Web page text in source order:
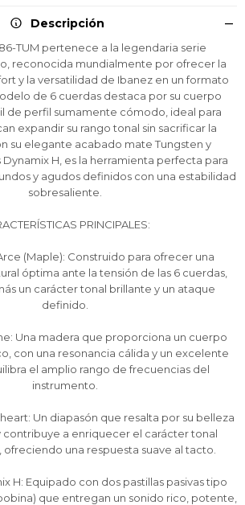
Descripción
TUM pertenece a la legendaria serie
reconocida mundialmente por ofrecer la
y la versatilidad de Ibanez en un formato
de 6 cuerdas destaca por su cuerpo
de perfil sumamente cómodo, ideal para
expandir su rango tonal sin sacrificar la
su elegante acabado mate Tungsten y
H, es la herramienta perfecta para
y agudos definidos con una estabilidad
sobresaliente.
PRINCIPALES:
(Maple): Construido para ofrecer una
óptima ante la tensión de las 6 cuerdas,
un carácter tonal brillante y un ataque
definido.
Una madera que proporciona un cuerpo
con una resonancia cálida y un excelente
el amplio rango de frecuencias del
instrumento.
Un diapasón que resalta por su belleza
contribuye a enriquecer el carácter tonal
una respuesta suave al tacto.
H: Equipado con dos pastillas pasivas tipo
que entregan un sonido rico, potente,
hasta en 12
y sin tocar tu
de crédito
a la forma más ágil de
3 cuotas sin recargo o hasta en
* ¡Solo con tu cédula!
Pago Después:
identidad
Mes Año
para comprar usando Pago
Después.
para comprar en las cuotas que
tus productos preferidos
Después como metodo de pago
puede variar por comercio
Ups!
no tenes oferta, lamentamos
por cualquier duda
salió mal!
hasta en 12
y sin tocar tu
de crédito
a la forma más ágil de
3 cuotas sin recargo o hasta en
* ¡Solo con tu cédula!
Pago Después:
identidad
Mes Año
para comprar usando Pago
Después.
para comprar en las cuotas que
tus productos preferidos
Después como metodo de pago
puede variar por comercio
Ups!
no tenes oferta, lamentamos
por cualquier duda
salió mal!
hasta en 12
y sin tocar tu
de crédito
a la forma más ágil de
3 cuotas sin recargo o hasta en
* ¡Solo con tu cédula!
Pago Después:
identidad
Mes Año
para comprar usando Pago
Después.
para comprar en las cuotas que
tus productos preferidos
Después como metodo de pago
puede variar por comercio
Ups!
no tenes oferta, lamentamos
por cualquier duda
salió mal!